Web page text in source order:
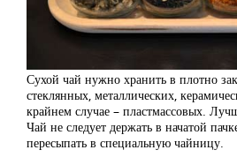
Сухой чай нужно хранить в плотно
стеклянных, металлических,
крайнем случае – пластмассовых.
Чай не следует держать в начатой
пересыпать в специальную чайницу.